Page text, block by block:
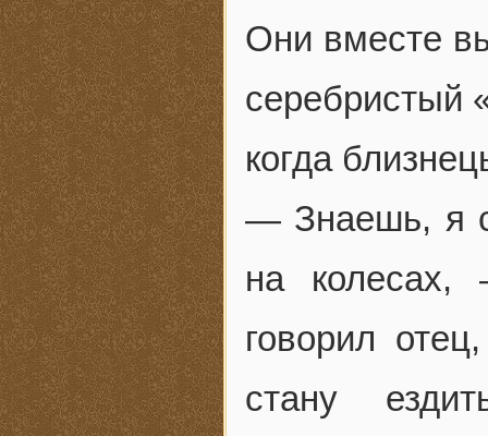
Они вместе
серебристый
когда
— Знаешь, я
на колесах,
говорил
стану